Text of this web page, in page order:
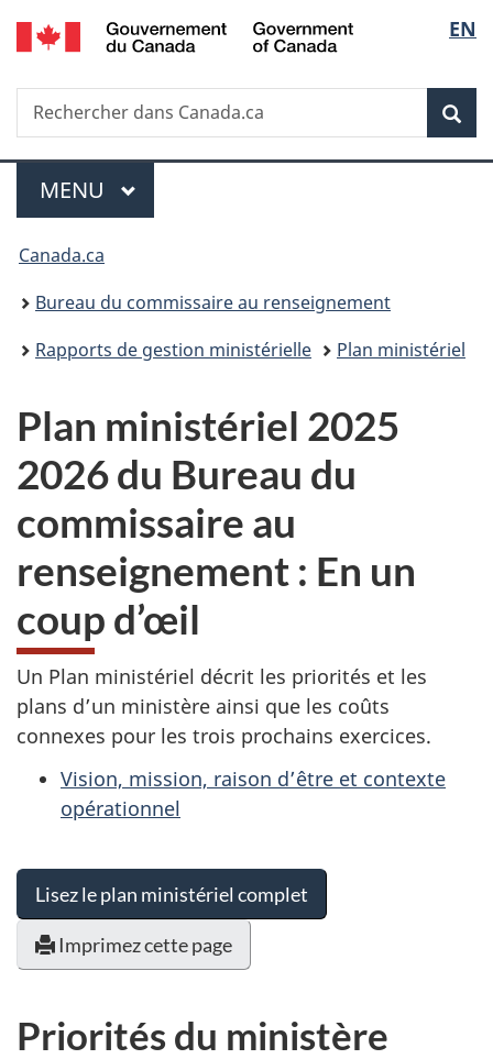
Passer
au
principal
Passer
à
Au
du
Passer
à
version
simplifiée
de
la
EN
Recherche
Rechercher
dans
Menu
MENU PRINCIPAL
Vous
êtes
ici :
Canada.ca
Bureau du commissaire au renseignement
Rapports de gestion ministérielle
Plan ministériel
Plan ministériel 2025
2026 du Bureau du
commissaire au
renseignement : En un
coup d’œil
Un Plan ministériel décrit les priorités et les
plans d’un ministère ainsi que les coûts
connexes pour les trois prochains exercices.
Vision, mission, raison d’être et contexte
opérationnel
Lisez le plan ministériel complet
Imprimez cette page
Priorités du ministère